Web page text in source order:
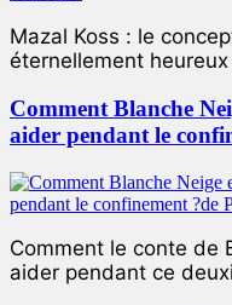
Mazal Koss : le
éternellement
Comment Blanche
aider pendant le
Comment le conte de
aider pendant ce